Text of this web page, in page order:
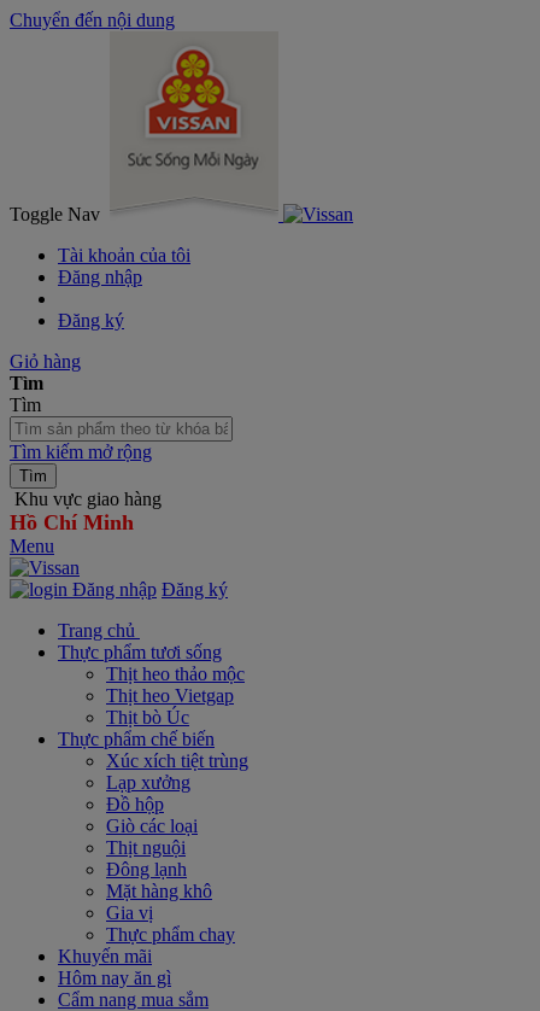
Chuyển đến nội dung
Toggle Nav
Tài khoản của tôi
Đăng nhập
Đăng ký
Giỏ hàng
Tìm
Tìm
Tìm kiếm mở rộng
Tìm
Khu vực giao hàng
Hồ Chí Minh
Menu
Đăng nhập Đăng ký
Trang chủ
Thực phẩm tươi sống
Thịt heo thảo mộc
Thịt heo Vietgap
Thịt bò Úc
Thực phẩm chế biến
Xúc xích tiệt trùng
Lạp xưởng
Đồ hộp
Giò các loại
Thịt nguội
Đông lạnh
Mặt hàng khô
Gia vị
Thực phẩm chay
Khuyến mãi
Hôm nay ăn gì
Cẩm nang mua sắm